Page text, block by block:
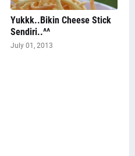
Yukkk..Bikin Cheese Stick
Sendiri..^^
July 01, 2013